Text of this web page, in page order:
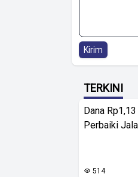
Kirim
TERKINI
Dana
Perbaiki
514